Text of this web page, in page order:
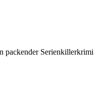
packender Serienkillerkrimi